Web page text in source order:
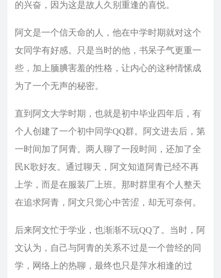
的兴奋，因为这是故人久别重逢的喜悦。
阿文是一个信天命的人，他在中学时期就对这个
女同学有好感。只是当时的他，书呆子气更重一
些，加上腼腆害羞的性格，让内心的这种情愫成
为了一个无声的秘密。
直到阿文大学时期，也就是初中毕业四年后，有
个人创建了一个初中同学QQ群。阿文进去后，第
一时间加了阿青。两人聊了一段时间，还加了全
民K歌好友。通过聊天，阿文知道阿青已经不再
上学，而是在服装厂上班。那时群里有个人整天
在追求阿青，阿文只觉心中苦涩，却无可奈何。
后来阿文忙于学业，也渐渐不玩QQ了。当时，阿
文认为，自己与阿青的关系不过是一个曾经的同
学，网络上的热聊，最终也只是萍水相逢的过